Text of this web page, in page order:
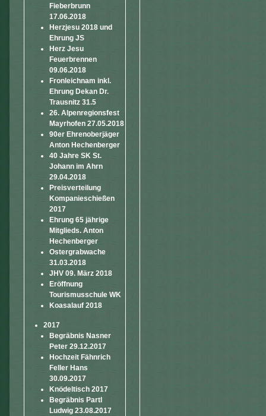
Fieberbrunn
17.06.2018
Herzjesu 2018 und
Ehrung JS
Herz Jesu
Feuerbrennen
09.06.2018
Fronleichnam inkl.
Ehrung Dekan Dr.
Trausnitz 31.5
26. Alpenregionsfest
Mayrhofen 27.05.2018
90er Ehrenoberjäger
Anton Hechenberger
40 Jahre SK St.
Johann im Ahrn
29.04.2018
Preisverteilung
Kompanieschießen
2017
Ehrung 65 jährige
Mitglieds. Anton
Hechenberger
Ostergrabwache
31.03.2018
JHV 09. März 2018
Eröffnung
Tourismusschule WK
Koasalauf 2018
2017
Begräbnis Nasner
Peter 29.12.2017
Hochzeit Fähnrich
Feller Hans
30.09.2017
Knödeltisch 2017
Begräbnis Partl
Ludwig 23.08.2017